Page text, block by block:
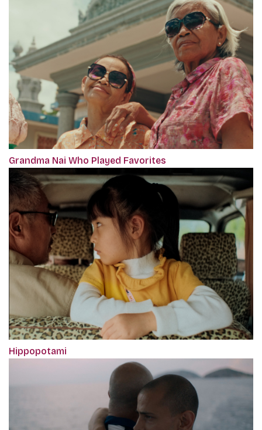
Grandma Nai Who Played Favorites
Hippopotami